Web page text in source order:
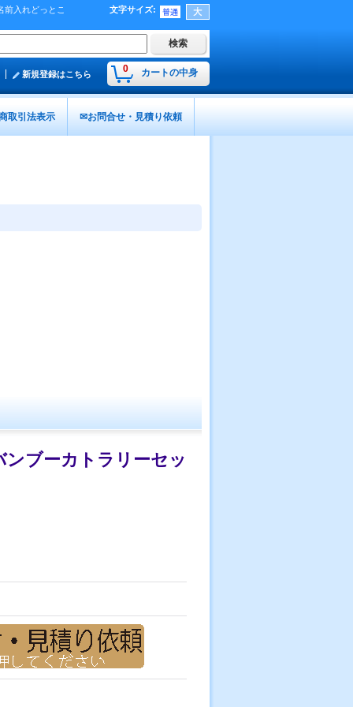
入れどっとこ 文字サイズ:
0 カートの中身
新規登録はこちら
取引法表示 ✉お問合せ・見積り依頼
ブーカトラリーセッ